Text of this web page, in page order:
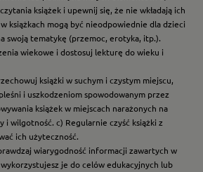
książek i upewnij się, że nie wkładają ich
książkach mogą być nieodpowiednie dla dzieci
swoją tematykę (przemoc, erotyka, itp.).
wiekowe i dostosuj lekturę do wieku i
książki w suchym i czystym miejscu,
i uszkodzeniom spowodowanym przez
książek w miejscach narażonych na
wilgotność. c) Regularnie czyść książki z
ich użyteczność.
wiarygodność informacji zawartych w
je do celów edukacyjnych lub